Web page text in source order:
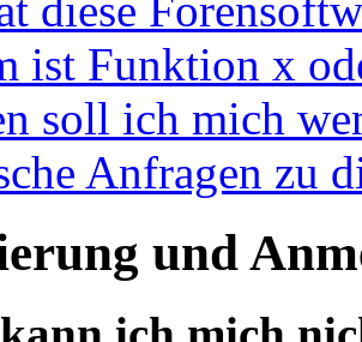
ist Funktion x
soll ich mich
Anfragen zu
und